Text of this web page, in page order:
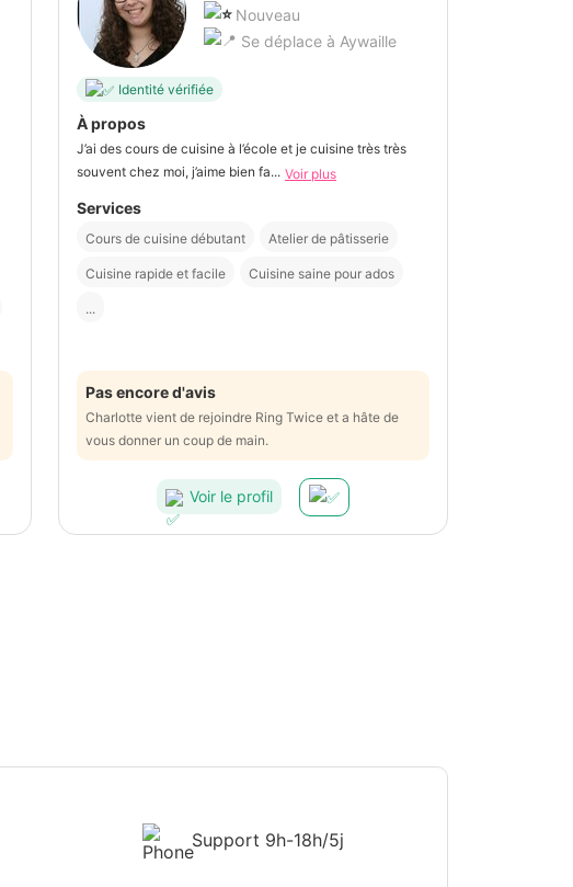
Nouveau
Se déplace à Aywaille
Identité vérifiée
À propos
J’ai des cours de cuisine à l’école et je cuisine très très
souvent chez moi, j’aime bien fa... Voir plus
Services
Cours de cuisine débutant Atelier de pâtisserie
Cuisine rapide et facile Cuisine saine pour ados
...
Pas encore d'avis
Charlotte vient de rejoindre Ring Twice et a hâte de
vous donner un coup de main.
Voir le profil
Support 9h-18h/5j